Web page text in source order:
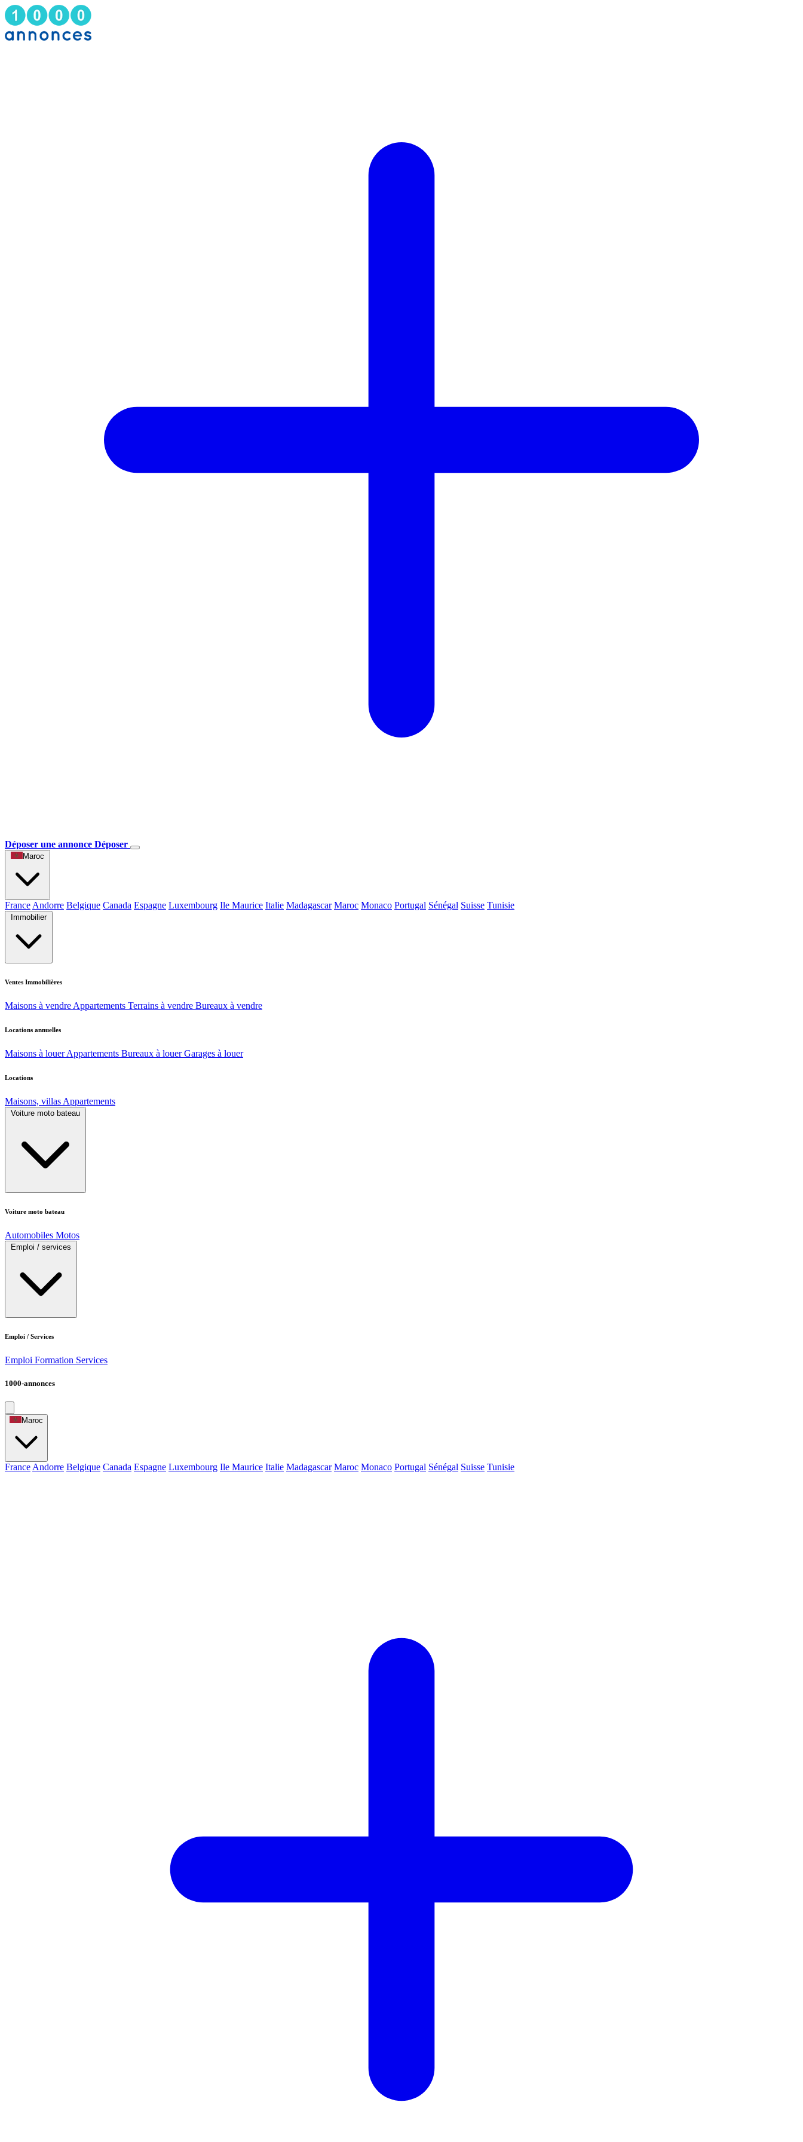
Déposer une annonce Déposer
Maroc
France Andorre Belgique Canada Espagne Luxembourg Ile Maurice Italie Madagascar Maroc Monaco Portugal Sénégal Suisse Tunisie
Immobilier
Ventes Immobilières
Maisons à vendre Appartements Terrains à vendre Bureaux à vendre
Locations annuelles
Maisons à louer Appartements Bureaux à louer Garages à louer
Locations
Maisons, villas Appartements
Voiture moto bateau
Voiture moto bateau
Automobiles Motos
Emploi / services
Emploi / Services
Emploi Formation Services
1000-annonces
Maroc
France Andorre Belgique Canada Espagne Luxembourg Ile Maurice Italie Madagascar Maroc Monaco Portugal Sénégal Suisse Tunisie